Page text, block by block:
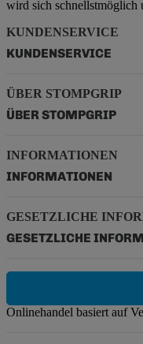
wird sich schnellstmöglich
KUNDENSERVICE
KUNDENSERVICE
ÜBER STOMPGRIP
ÜBER STOMPGRIP
INFORMATIONEN
INFORMATIONEN
GESETZLICHE
GESETZLICHE
Onlinehandel basiert auf